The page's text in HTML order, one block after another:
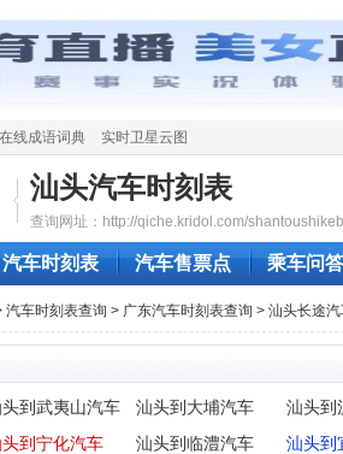
在线成语词典 实时卫星云图
汕头汽车时刻表
查询网址：http://qiche.kridol.com/
汽车时刻表 汽车售票点 乘车问答
汽车时刻表查询 > 广东汽车时刻表查询 > 汕头长途
到武夷山汽车 汕头到大埔汽车
汕头到
到宁化汽车 汕头到临澧汽车
汕头到